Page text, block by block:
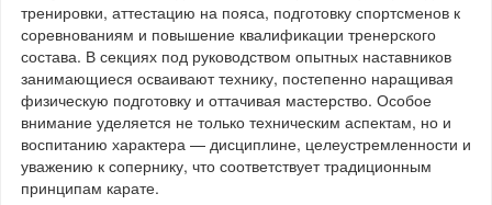
тренировки, аттестацию на пояса, подготовку спортсменов к
соревнованиям и повышение квалификации тренерского
состава. В секциях под руководством опытных наставников
занимающиеся осваивают технику, постепенно наращивая
физическую подготовку и оттачивая мастерство. Особое
внимание уделяется не только техническим аспектам, но и
воспитанию характера — дисциплине, целеустремленности и
уважению к сопернику, что соответствует традиционным
принципам карате.